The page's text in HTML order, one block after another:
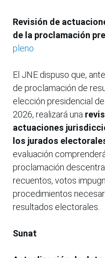
Revisión de
de la proclamación
pleno
El JNE dispuso que,
de proclamación de
elección presidencial
2026, realizará una
actuaciones
los jurados
evaluación
proclamación
recuentos, votos
procedimientos
resultados electorales.
Sunat